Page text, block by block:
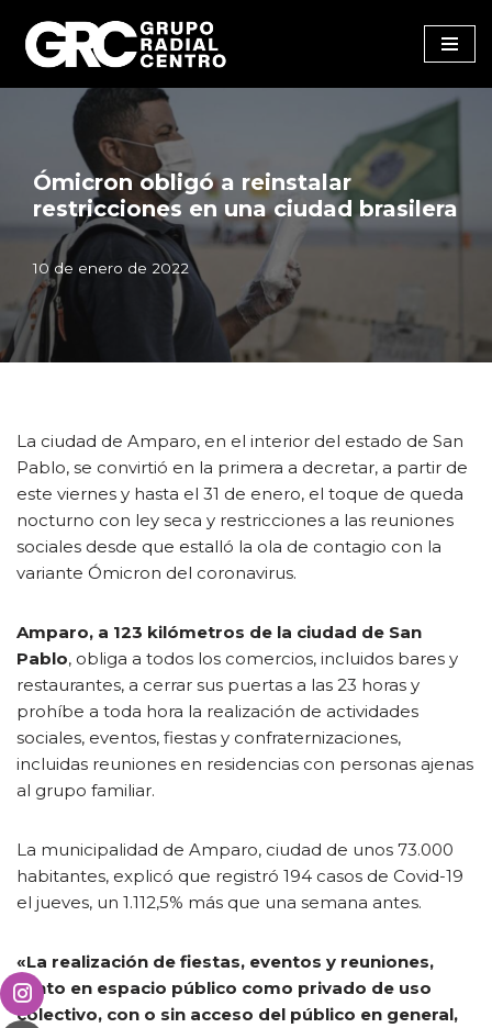
Saltar
al
contenido
Ómicron obligó a reinstalar
restricciones en una ciudad brasilera
10 de enero de 2022
La ciudad de Amparo, en el interior del estado de San
Pablo, se convirtió en la primera a decretar, a partir de
este viernes y hasta el 31 de enero, el toque de queda
nocturno con ley seca y restricciones a las reuniones
sociales desde que estalló la ola de contagio con la
variante Ómicron del coronavirus.
Amparo, a 123 kilómetros de la ciudad de San
Pablo, obliga a todos los comercios, incluidos bares y
restaurantes, a cerrar sus puertas a las 23 horas y
prohíbe a toda hora la realización de actividades
sociales, eventos, fiestas y confraternizaciones,
incluidas reuniones en residencias con personas ajenas
al grupo familiar.
La municipalidad de Amparo, ciudad de unos 73.000
habitantes, explicó que registró 194 casos de Covid-19
el jueves, un 1.112,5% más que una semana antes.
«La realización de fiestas, eventos y reuniones,
tanto en espacio público como privado de uso
colectivo, con o sin acceso del público en general,